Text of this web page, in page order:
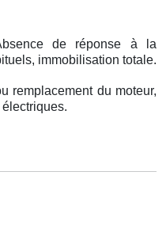
de réponse à la
immobilisation totale.
remplacement du moteur,